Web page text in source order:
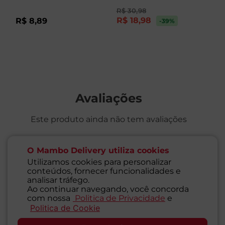
O Mambo Delivery utiliza cookies
Utilizamos cookies para personalizar
conteúdos, fornecer funcionalidades e
analisar tráfego.
Ao continuar navegando, você concorda
com nossa
Politica de Privacidade e
Politica de Cookie
R$ 8,89
R$ 30,98
R$ 18,98 -39%
Avaliações
Este produto ainda não tem avaliações
SEJA O PRIMEIRO A AVALIAR
Perguntas & respostas